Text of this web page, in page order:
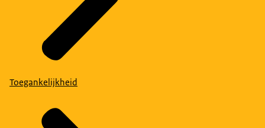
Toegankelijkheid